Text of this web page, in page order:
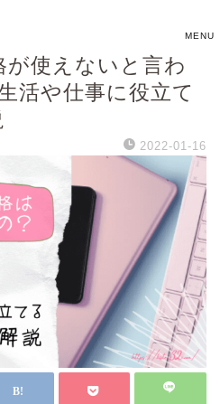
使えないと言わ
活や仕事に役立て
2022-01-16